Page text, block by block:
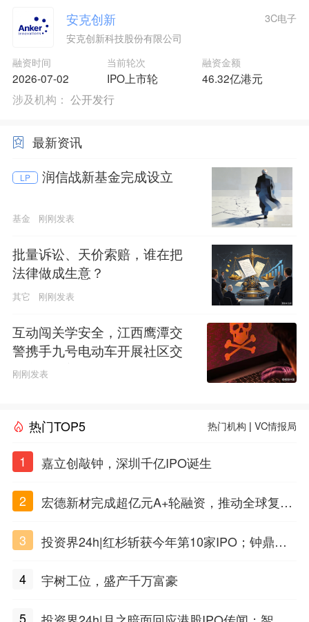
安克创新
安克创新科技股份有限公司
融资时间
2026-07-02
当前轮次
IPO上市轮
融资金额
46.32亿港元
3C电子
涉及机构： 公开发行
最新资讯
LP 润信战新基金完成设立
基金 刚刚发表
批量诉讼、天价索赔，谁在把
法律做成生意？
其它 刚刚发表
互动闯关学安全，江西鹰潭交
警携手九号电动车开展社区交
通安全科普活动
刚刚发表
热门TOP5 热门机构 |VC情报局
1 嘉立创敲钟，深圳千亿IPO诞生
2
宏德新材完成超亿元A+轮融资，推动全球复合
3
投资界24h|红杉斩获今年第10家IPO；钟鼎投
水
4 宇树工位，盛产千万富豪
5